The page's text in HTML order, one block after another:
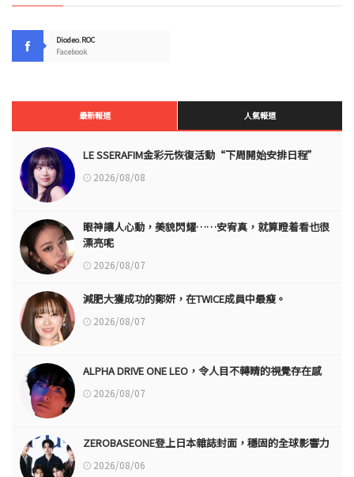
Diodeo.ROC
Facebook
最新報道 人氣報道
LE SSERAFIM金彩元恢復活動“下周開始安排日程”
2026/08/08
眼神讓人心動，美貌閃耀……安宥真，就算瞪着看也很
漂亮呢
2026/08/07
減肥大獲成功的鄭妍，在TWICE成員中最瘦。
2026/08/07
ALPHA DRIVE ONE LEO，令人目不轉睛的視覺存在感
2026/08/07
ZEROBASEONE登上日本雜誌封面，穩固的全球影響力
2026/08/06